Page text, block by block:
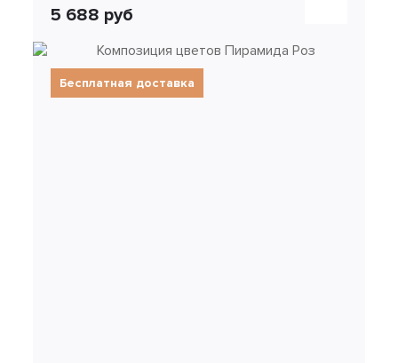
5 688 руб
Бесплатная доставка